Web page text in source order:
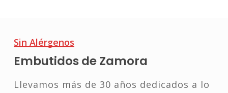
Sin Alérgenos
Embutidos de Zamora
Llevamos más de 30 años dedicados a lo